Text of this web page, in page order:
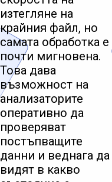
изтегляне на
крайния файл, но
самата обработка е
почти мигновена.
Това дава
възможност на
анализаторите
оперативно да
проверяват
постъпващите
данни и веднага да
видят в какво